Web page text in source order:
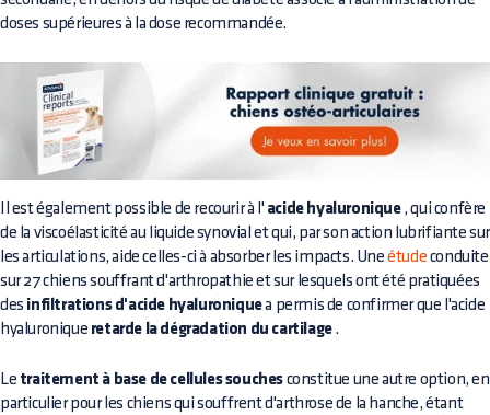
doses supérieures à la dose recommandée.
Il est également possible de recourir à l' acide hyaluronique, qui confère
de la viscoélasticité au liquide synovial et qui, par son action lubrifiante sur
les articulations, aide celles-ci à absorber les impacts. Uneétude conduite
sur 27 chiens souffrant d'arthropathie et sur lesquels ont été pratiquées
des infiltrations d'acide hyaluroniquea permis de confirmer que l'acide
hyaluronique retarde la dégradation du cartilage.
Le traitement à base de cellules souches constitue une autre option, en
particulier pour les chiens qui souffrent d'arthrose de la hanche, étant